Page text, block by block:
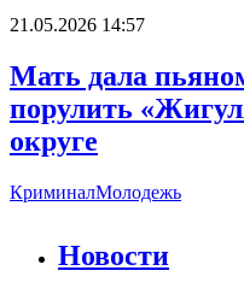
21.05.2026 14:57
Мать дала
порулить
округе
КриминалМолодежь
Новости